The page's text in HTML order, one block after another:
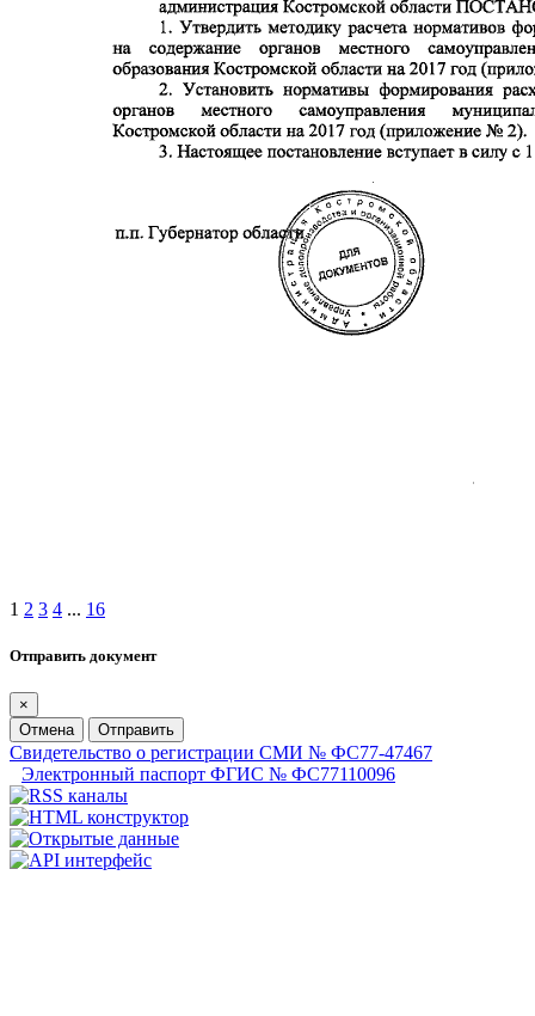
1 2 3 4 ... 16
Отправить документ
×
Отмена
Отправить
Свидетельство о регистрации СМИ № ФС77-47467
Электронный паспорт ФГИС № ФС77110096